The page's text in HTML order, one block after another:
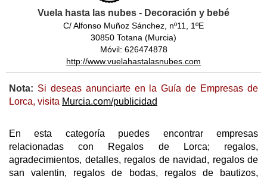
Vuela hasta las nubes - Decoración y bebé
C/ Alfonso Muñoz Sánchez, nº11, 1ºE
30850 Totana (Murcia)
Móvil: 626474878
http://www.vuelahastalasnubes.com
Nota: Si deseas anunciarte en la Guía de Empresas de
Lorca, visita Murcia.com/publicidad
En esta categoría puedes encontrar empresas
relacionadas con Regalos de Lorca; regalos,
agradecimientos, detalles, regalos de navidad, regalos de
san valentin, regalos de bodas, regalos de bautizos,